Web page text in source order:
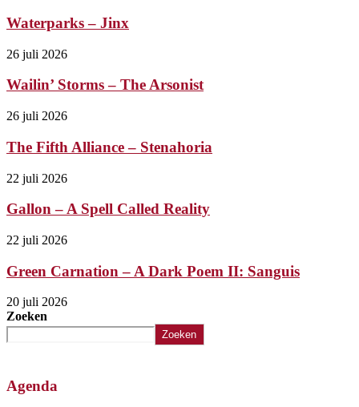
Waterparks – Jinx
26 juli 2026
Wailin’ Storms – The Arsonist
26 juli 2026
The Fifth Alliance – Stenahoria
22 juli 2026
Gallon – A Spell Called Reality
22 juli 2026
Green Carnation – A Dark Poem II: Sanguis
20 juli 2026
Zoeken
Zoeken
Agenda